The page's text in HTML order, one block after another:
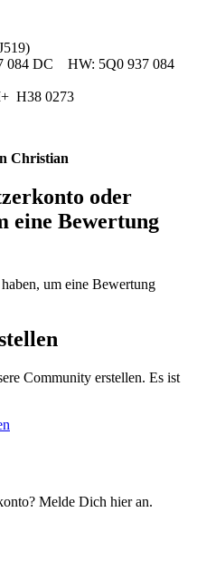
084 DC HW: 5Q0 937 084
H38 0273
Christian
oder
eine Bewertung
um eine Bewertung
Community erstellen. Es ist
Melde Dich hier an.